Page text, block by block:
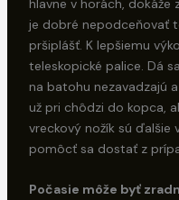
hlavne v horách,
je dobré nepodceňovať
pršiplášť. K lepšiemu
teleskopické palice. Dá
na batohu nezavadzajú
už pri chôdzi do kopca,
vreckový nožík sú ďalšie
pomôcť sa dostať z
Počasie môže byť